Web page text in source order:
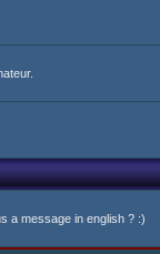
a message in english ? :)